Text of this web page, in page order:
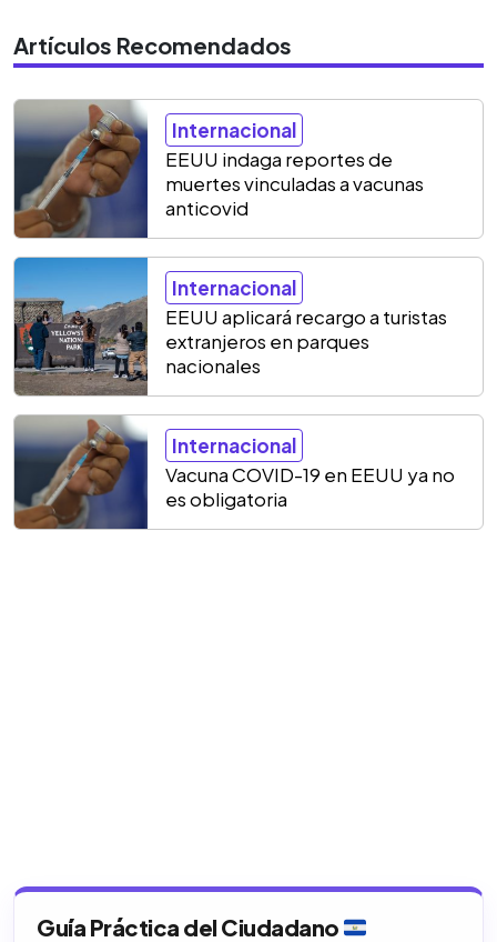
Artículos Recomendados
Internacional
EEUU indaga reportes de
muertes vinculadas a vacunas
anticovid
Internacional
EEUU aplicará recargo a turistas
extranjeros en parques
nacionales
Internacional
Vacuna COVID-19 en EEUU ya no
es obligatoria
Guía Práctica del Ciudadano